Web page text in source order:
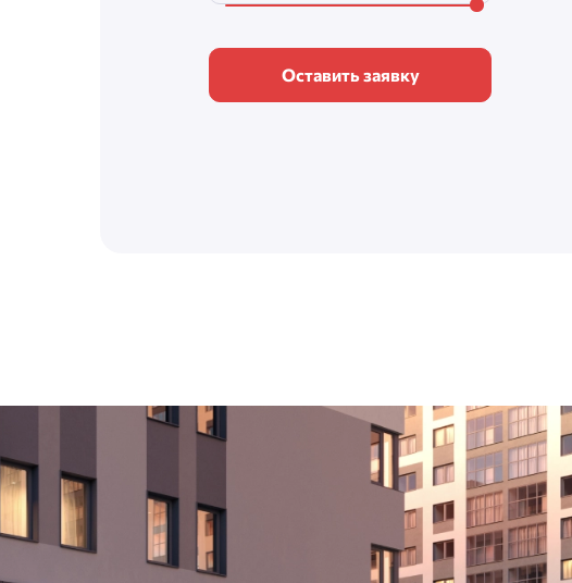
Оставить заявку